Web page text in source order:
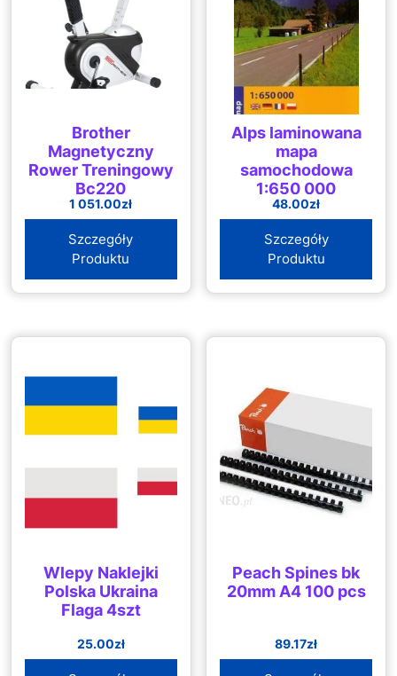
Brother
Magnetyczny
Rower Treningowy
Bc220
1 051.00zł
Szczegóły
Produktu
Alps laminowana
mapa
samochodowa
1:650 000
48.00zł
Szczegóły
Produktu
Wlepy Naklejki
Polska Ukraina
Flaga 4szt
25.00zł
Peach Spines bk
20mm A4 100 pcs
89.17zł